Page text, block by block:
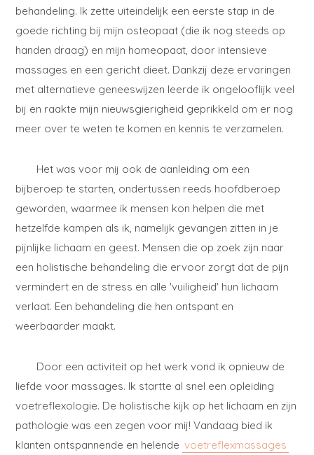
behandeling. Ik zette uiteindelijk een eerste stap in de
goede richting bij mijn osteopaat (die ik nog steeds op
handen draag) en mijn homeopaat, door intensieve
massages en een gericht dieet. Dankzij deze ervaringen
met alternatieve geneeswijzen leerde ik ongelooflijk veel
bij en raakte mijn nieuwsgierigheid geprikkeld om er nog
meer over te weten te komen en kennis te verzamelen.
Het was voor mij ook de aanleiding om een
bijberoep te starten, ondertussen reeds hoofdberoep
geworden, waarmee ik mensen kon helpen die met
hetzelfde kampen als ik, namelijk gevangen zitten in je
pijnlijke lichaam en geest. Mensen die op zoek zijn naar
een holistische behandeling die ervoor zorgt dat de pijn
vermindert en de stress en alle 'vuiligheid' hun lichaam
verlaat. Een behandeling die hen ontspant en
weerbaarder maakt.
Door een activiteit op het werk vond ik opnieuw de
liefde voor massages. Ik startte al snel een opleiding
voetreflexologie. De holistische kijk op het lichaam en zijn
pathologie was een zegen voor mij! Vandaag bied ik
klanten ontspannende en helende voetreflexmassages